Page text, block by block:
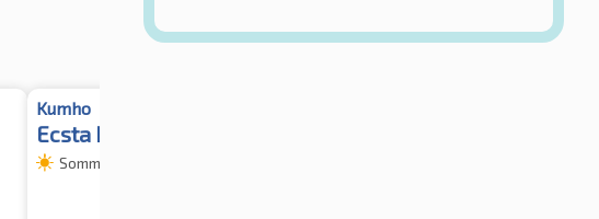
Kumho
Ecsta HS52 XL FSL BSW
Sommerreifen